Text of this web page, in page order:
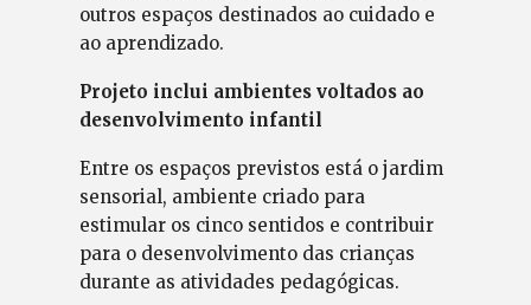
outros espaços destinados ao cuidado e
ao aprendizado.
Projeto inclui ambientes voltados ao
desenvolvimento infantil
Entre os espaços previstos está o jardim
sensorial, ambiente criado para
estimular os cinco sentidos e contribuir
para o desenvolvimento das crianças
durante as atividades pedagógicas.